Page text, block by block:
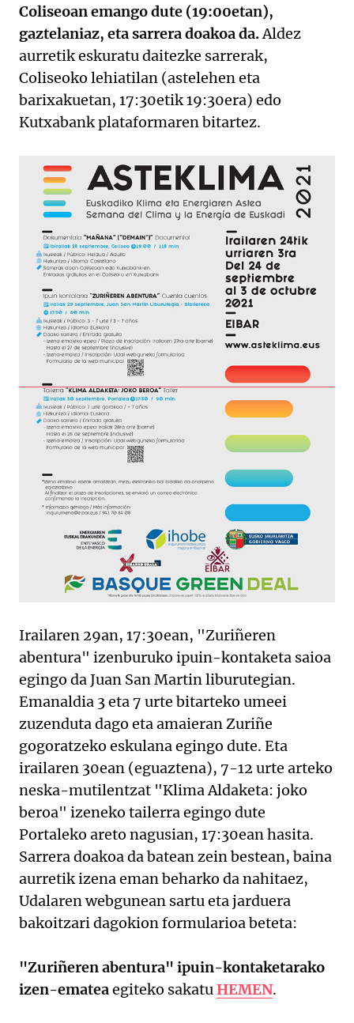
Coliseoan emango dute (19:00etan),
gaztelaniaz, eta sarrera doakoa da.Aldez
aurretik eskuratu daitezke sarrerak,
Coliseoko lehiatilan (astelehen eta
barixakuetan, 17:30etik 19:30era) edo
Kutxabank plataformaren bitartez.
Irailaren 29an, 17:30ean, "Zuriñeren
abentura" izenburuko ipuin-kontaketa saioa
egingo da Juan San Martin liburutegian.
Emanaldia 3 eta 7 urte bitarteko umeei
zuzenduta dago eta amaieran Zuriñe
gogoratzeko eskulana egingo dute. Eta
irailaren 30ean (eguaztena), 7-12 urte arteko
neska-mutilentzat "Klima Aldaketa: joko
beroa" izeneko tailerra egingo dute
Portaleko areto nagusian, 17:30ean hasita.
Sarrera doakoa da batean zein bestean, baina
aurretik izena eman beharko da nahitaez,
Udalaren webgunean sartu eta jarduera
bakoitzari dagokion formularioa beteta:
"Zuriñeren abentura" ipuin-kontaketarako
izen-emateaegiteko sakatuHEMEN.